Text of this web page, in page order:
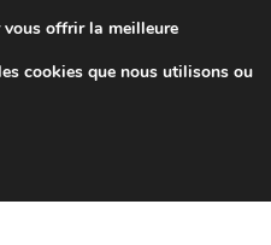
partir de 7 EUR
de 9 h à 16 h
offrir la meilleure
cookies que nous utilisons ou